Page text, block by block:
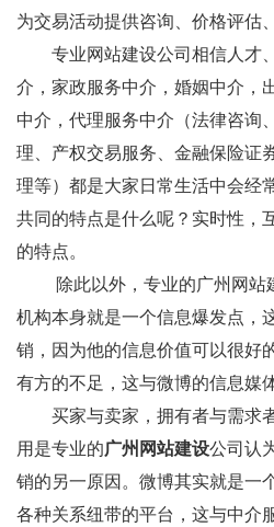
为交易活动提供咨询、价格评估
专业网站建设公司相信人才、
介，家政服务中介，婚姻中介，
中介，代理服务中介（法律咨询
理、产权交易服务、金融保险证
理等）都是大家日常生活中会经
共同的特点是什么呢？实时性，
的特点。
除此以外，专业的广州网站
机构本身就是一个信息爆发点，
销，因为他的信息价值可以很好
有方的不足，这与微博的信息媒
买家与卖家，拥有者与需求
用是专业的广州网站建设公司认
销的另一原因。微博其实就是一
各种关系纽带的平台，这与中介